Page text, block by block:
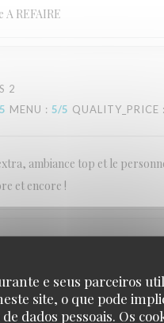
e seus parceiros
site, o que pode
dados pessoais. Os
REFAIRE
2
MENU : 5/5 QUALITY_PRICE
ambiance top et le
et encore !
MENU : 5/5 QUALITY_PRICE